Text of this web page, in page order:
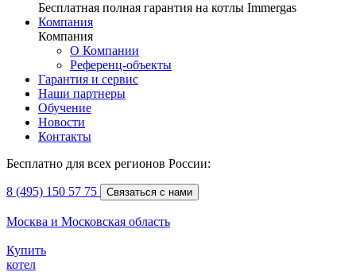
Бесплатная полная гарантия на котлы Immergas
Компания
Компания
О Компании
Референц-объекты
Гарантия и сервис
Наши партнеры
Обучение
Новости
Контакты
Бесплатно для всех регионов России:
8 (495) 150 57 75 Связаться с нами
Москва и Московская область
Купить
котел